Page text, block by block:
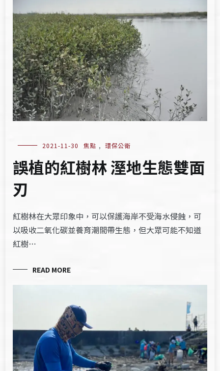
2021-11-30 焦點 , 環保公衛
誤植的紅樹林 溼地生態雙面
刃
紅樹林在大眾印象中，可以保護海岸不受海水侵蝕，可
以吸收二氧化碳並養育潮間帶生態，但大眾可能不知道
紅樹…
READ MORE